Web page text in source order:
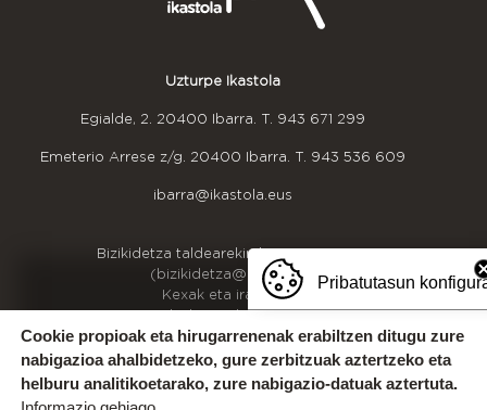
Uzturpe Ikastola
Egialde, 2. 20400 Ibarra. T. 943 671 299
Emeterio Arrese z/g. 20400 Ibarra. T. 943 536 609
ibarra@ikastola.eus
OINEKO INFORMAZIOA
Bizikidetza taldearekin harremanetan jarri
(bizikidetza@uzturpe.eus)
Kexak eta iradokizunak
Idazkaritzako ordutegia
Gurekin lan egin
Pribatutasun
Cookie propioak eta hirugarrenenak erabiltzen ditugu zure
nabigazioa ahalbidetzeko, gure zerbitzuak aztertzeko eta
helburu analitikoetarako, zure nabigazio-datuak aztertuta.